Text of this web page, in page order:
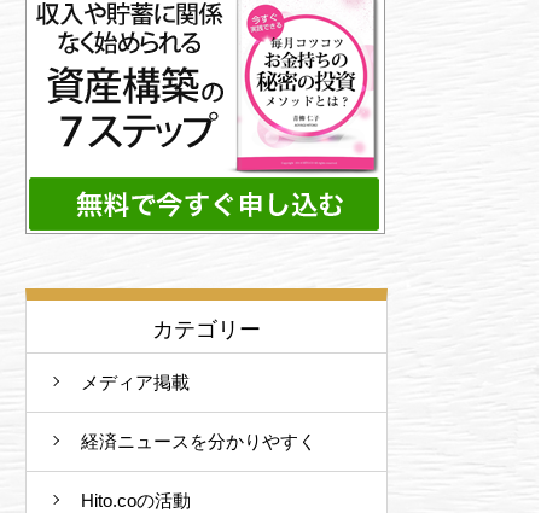
カテゴリー
メディア掲載
経済ニュースを分かりやすく
Hito.coの活動